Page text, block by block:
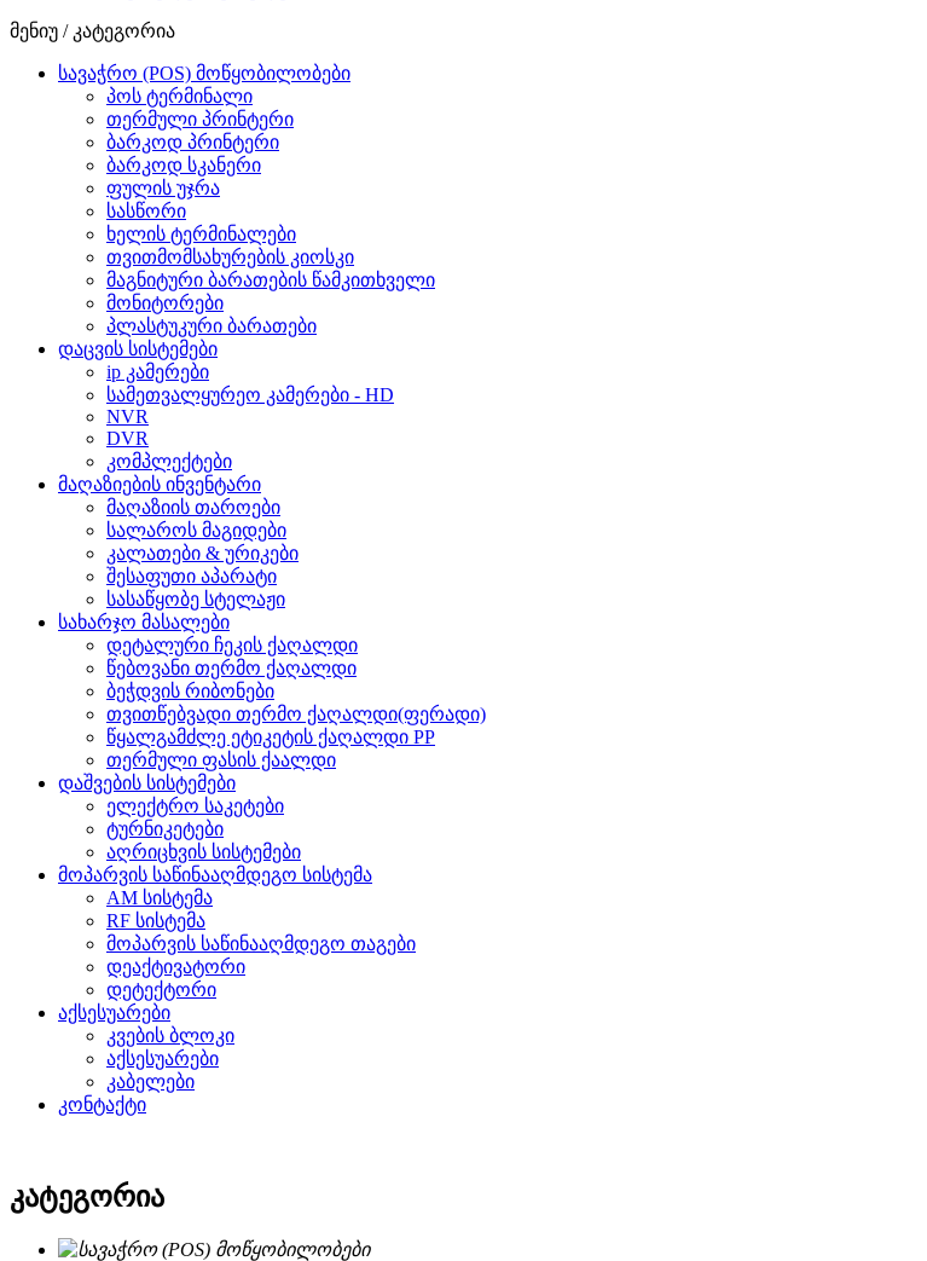
მენიუ / კატეგორია
სავაჭრო (POS) მოწყობილობები
პოს ტერმინალი
თერმული პრინტერი
ბარკოდ პრინტერი
ბარკოდ სკანერი
ფულის უჯრა
სასწორი
ხელის ტერმინალები
თვითმომსახურების კიოსკი
მაგნიტური ბარათების წამკითხველი
მონიტორები
პლასტუკური ბარათები
დაცვის სისტემები
ip კამერები
სამეთვალყურეო კამერები - HD
NVR
DVR
კომპლექტები
მაღაზიების ინვენტარი
მაღაზიის თაროები
სალაროს მაგიდები
კალათები & ურიკები
შესაფუთი აპარატი
სასაწყობე სტელაჟი
სახარჯო მასალები
დეტალური ჩეკის ქაღალდი
წებოვანი თერმო ქაღალდი
ბეჭდვის რიბონები
თვითწებვადი თერმო ქაღალდი(ფერადი)
წყალგამძლე ეტიკეტის ქაღალდი PP
თერმული ფასის ქაალდი
დაშვების სისტემები
ელექტრო საკეტები
ტურნიკეტები
აღრიცხვის სისტემები
მოპარვის საწინააღმდეგო სისტემა
AM სისტემა
RF სისტემა
მოპარვის საწინააღმდეგო თაგები
დეაქტივატორი
დეტექტორი
აქსესუარები
კვების ბლოკი
აქსესუარები
კაბელები
კონტაქტი
კატეგორია